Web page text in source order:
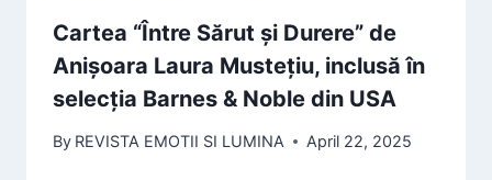
Cartea “Între Sărut și Durere” de
Anișoara Laura Mustețiu, inclusă în
selecția Barnes & Noble din USA
By REVISTA EMOTII SI LUMINA April 22, 2025